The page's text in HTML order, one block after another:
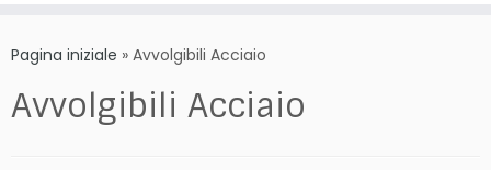
alPagina iniziale » Avvolgibili Acciaio
Avvolgibili Acciaio